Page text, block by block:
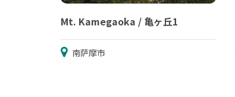
Mt. Kamegaoka / 亀ヶ丘1
南萨摩市